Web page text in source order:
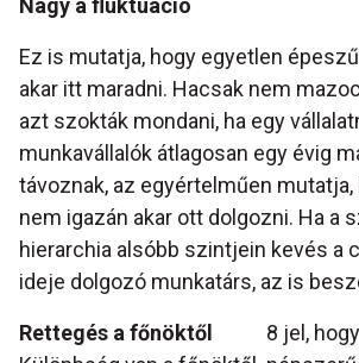
Nagy a fluktuáció
Ez is mutatja, hogy egyetlen
akar itt maradni. Hacsak nem
azt szokták mondani, ha egy
munkavállalók átlagosan egy évig
távoznak, az egyértelműen
nem igazán akar ott dolgozni. Ha a
hierarchia alsóbb szintjein kevés a
ideje dolgozó munkatárs, az is
8 jel,
Rettegés a főnöktől